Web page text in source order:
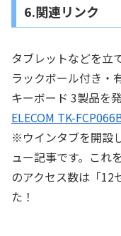
6.関連リンク
タブレットなどを立
ラックボール付き
キーボード 3製品を
ELECOM TK-
※ウインタブを開設
ュー記事です。これ
のアクセス数は「12
た！